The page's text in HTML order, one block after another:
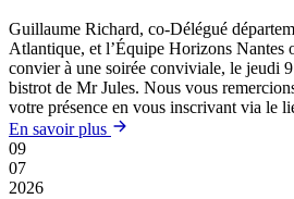
Guillaume Richard, co-Délégué
Atlantique, et l’Équipe Horizons Nantes
convier à une soirée conviviale, le jeudi
bistrot de Mr Jules. Nous vous
votre présence en vous inscrivant via le
En savoir plus
09
07
2026